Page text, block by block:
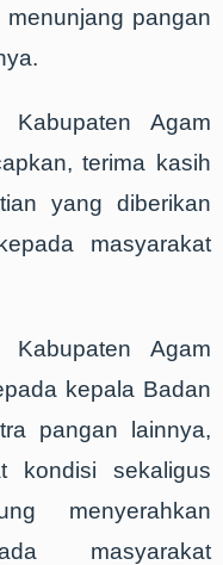
pangan
Kabupaten Agam
terima kasih
yang diberikan
masyarakat
Kabupaten Agam
kepala Badan
pangan lainnya,
kondisi sekaligus
menyerahkan
masyarakat